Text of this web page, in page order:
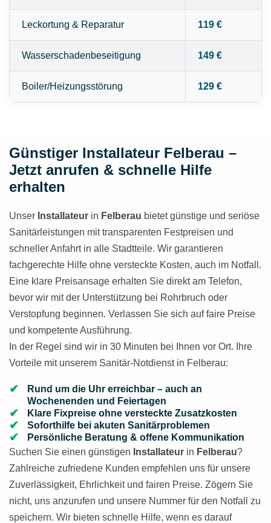
Leckortung & Reparatur 119 €
Wasserschadenbeseitigung 149 €
Boiler/Heizungsstörung 129 €
Günstiger Installateur Felberau –
Jetzt anrufen & schnelle Hilfe
erhalten
Unser Installateur in Felberau bietet günstige und seriöse
Sanitärleistungen mit transparenten Festpreisen und
schneller Anfahrt in alle Stadtteile. Wir garantieren
fachgerechte Hilfe ohne versteckte Kosten, auch im Notfall.
Eine klare Preisansage erhalten Sie direkt am Telefon,
bevor wir mit der Unterstützung bei Rohrbruch oder
Verstopfung beginnen. Verlassen Sie sich auf faire Preise
und kompetente Ausführung.
In der Regel sind wir in 30 Minuten bei Ihnen vor Ort. Ihre
Vorteile mit unserem Sanitär-Notdienst in Felberau:
Rund um die Uhr erreichbar – auch an
Wochenenden und Feiertagen
Klare Fixpreise ohne versteckte Zusatzkosten
Soforthilfe bei akuten Sanitärproblemen
Persönliche Beratung & offene Kommunikation
Suchen Sie einen günstigen Installateur in Felberau?
Zahlreiche zufriedene Kunden empfehlen uns für unsere
Zuverlässigkeit, Ehrlichkeit und fairen Preise. Zögern Sie
nicht, uns anzurufen und unsere Nummer für den Notfall zu
speichern. Wir bieten schnelle Hilfe, wenn es darauf